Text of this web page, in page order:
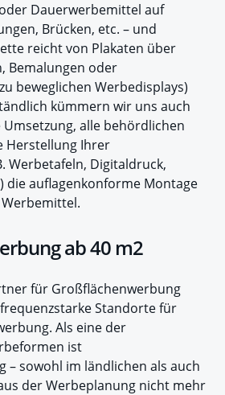
Dauerwerbemittel auf
Brücken, etc. – und
reicht von Plakaten über
Bemalungen oder
beweglichen Werbedisplays)
kümmern wir uns auch
alle behördlichen
Herstellung Ihrer
Werbetafeln, Digitaldruck,
die auflagenkonforme Montage
ab 40 m2
für Großflächenwerbung
Standorte für
Als eine der
ist
– sowohl im ländlichen als auch
der Werbeplanung nicht mehr